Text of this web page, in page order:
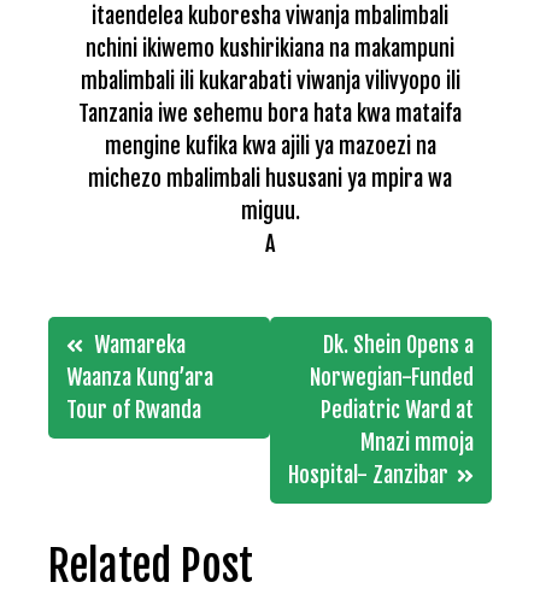
itaendelea kuboresha viwanja mbalimbali
nchini ikiwemo kushirikiana na makampuni
mbalimbali ili kukarabati viwanja vilivyopo ili
Tanzania iwe sehemu bora hata kwa mataifa
mengine kufika kwa ajili ya mazoezi na
michezo mbalimbali hususani ya mpira wa
miguu.
A
Post
navigation
Wamareka
Waanza Kung’ara
Tour of Rwanda
Dk. Shein Opens a
Norwegian-Funded
Pediatric Ward at
Mnazi mmoja
Hospital- Zanzibar
Related Post